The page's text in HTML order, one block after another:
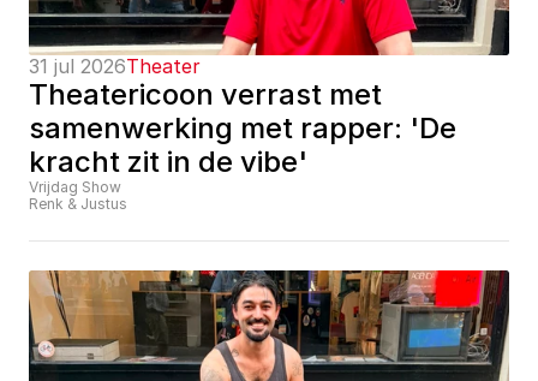
31 jul 2026Theater
Theatericoon verrast met
samenwerking met rapper: 'De
kracht zit in de vibe'
Vrijdag Show
Renk & Justus